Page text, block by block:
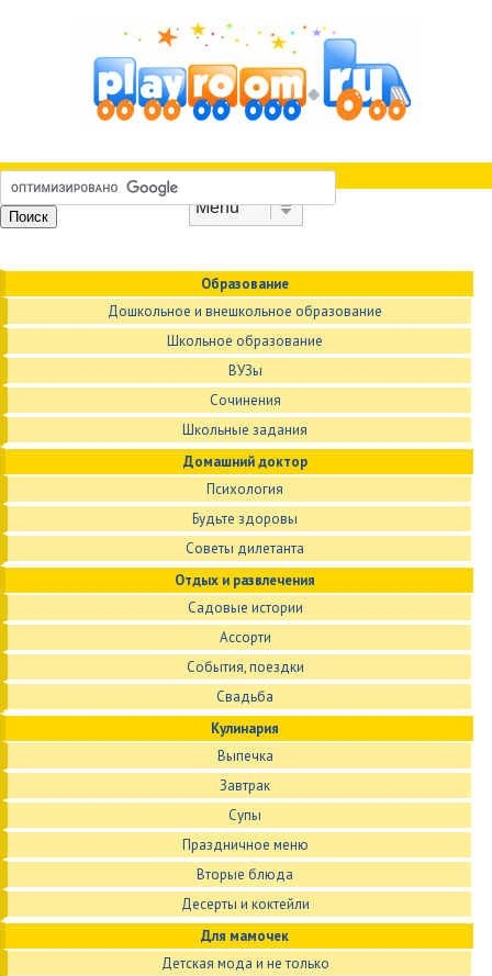
Образование
Дошкольное и внешкольное образование
Школьное образование
ВУЗы
Сочинения
Школьные задания
Домашний доктор
Психология
Будьте здоровы
Советы дилетанта
Отдых и развлечения
Садовые истории
Ассорти
События, поездки
Свадьба
Кулинария
Выпечка
Завтрак
Супы
Праздничное меню
Вторые блюда
Десерты и коктейли
Для мамочек
Детская мода и не только